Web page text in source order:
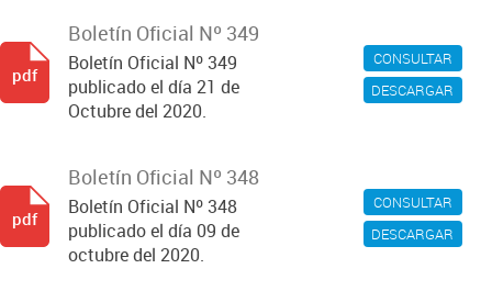
CONSULTAR
DESCARGAR
Boletín Oficial Nº 349
Boletín Oficial Nº 349
publicado el día 21 de
Octubre del 2020.
pdf
CONSULTAR
DESCARGAR
Boletín Oficial Nº 348
Boletín Oficial Nº 348
publicado el día 09 de
octubre del 2020.
pdf